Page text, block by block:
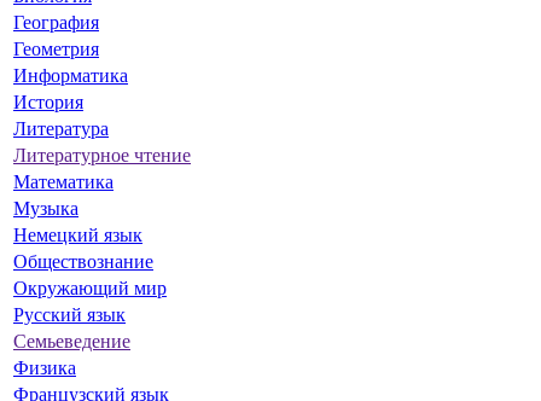
География
Геометрия
Информатика
История
Литература
Литературное чтение
Математика
Музыка
Немецкий язык
Обществознание
Окружающий мир
Русский язык
Семьеведение
Физика
Французский язык